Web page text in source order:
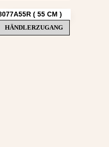
( 55 CM )
HÄNDLERZUGANG